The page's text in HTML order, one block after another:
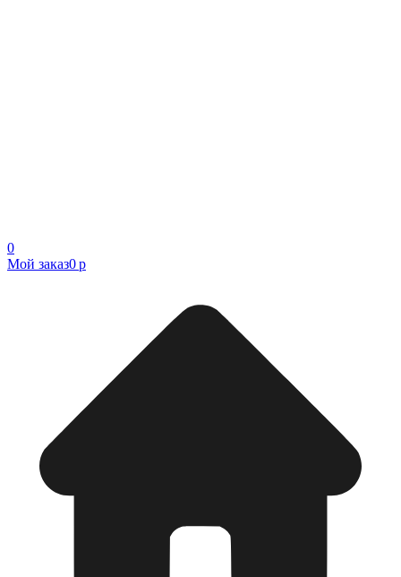
0
Мой заказ0 р